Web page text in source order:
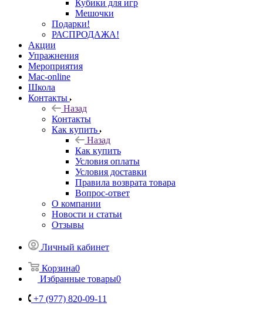
Кубики для игр
Мешочки
Подарки!
РАСПРОДАЖА!
Акции
Упражнения
Мероприятия
Mac-online
Школа
Контакты
Назад
Контакты
Как купить
Назад
Как купить
Условия оплаты
Условия доставки
Правила возврата товара
Вопрос-ответ
О компании
Новости и статьи
Отзывы
Личный кабинет
Корзина0
Избранные товары0
+7 (977) 820-09-11